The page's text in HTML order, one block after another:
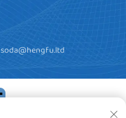
soda@hengfu.ltd